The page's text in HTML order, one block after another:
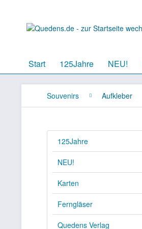
Start 125Jahre NEU!
Souvenirs Aufkleber
125Jahre
NEU!
Karten
Ferngläser
Quedens Verlag